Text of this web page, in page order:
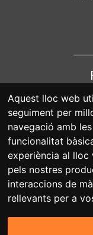
Aquest lloc web
seguiment per
navegació amb
funcionalitat
experiència al lloc
pels nostres
interaccions de
rellevants per a